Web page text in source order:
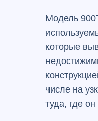
Модель
которые
числе на
туда, где